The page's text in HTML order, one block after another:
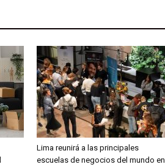
Lima reunirá a las principales
escuelas de negocios del mundo en